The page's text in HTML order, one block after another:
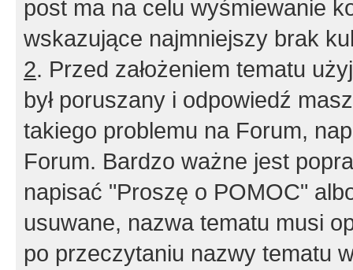
post ma na celu wyśmiewanie
wskazujące najmniejszy brak
2. Przed założeniem tematu
był poruszany i odpowiedź
takiego problemu na Forum,
Forum. Bardzo ważne jest
napisać "Proszę o POMOC"
usuwane, nazwa tematu musi
po przeczytaniu nazwy tematu